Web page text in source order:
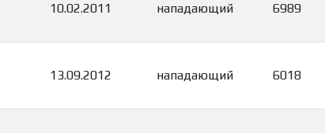
10.02.2011 нападающий 6989
13.09.2012 нападающий 6018